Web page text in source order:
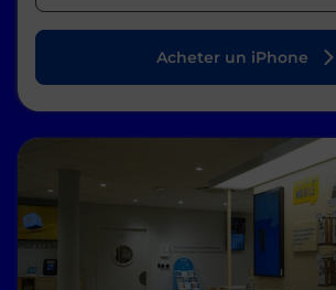
Acheter un iPhone